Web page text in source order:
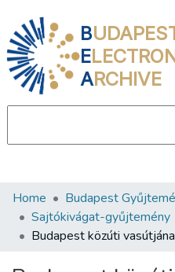
B
E
ARCHIVE
Communities &
All of DSpace
Home Budapest
Sajtókivágat-gyűjtemény